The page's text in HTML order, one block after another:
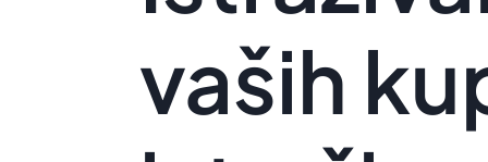
vaših